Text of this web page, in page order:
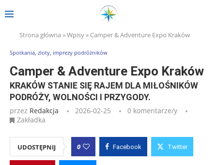
Strona główna »Wpisy» Camper & Adventure Expo Kraków
Spotkania, zloty, imprezy podróżników
Camper & Adventure Expo Kraków
KRAKÓW STANIE SIĘ RAJEM DLA MIŁOŚNIKÓW
PODRÓŻY, WOLNOŚCI I PRZYGODY.
przez Redakcja 2026-02-25
0 komentarze/y
Zakładka
UDOSTĘPNIJ 0 Facebook Twitter